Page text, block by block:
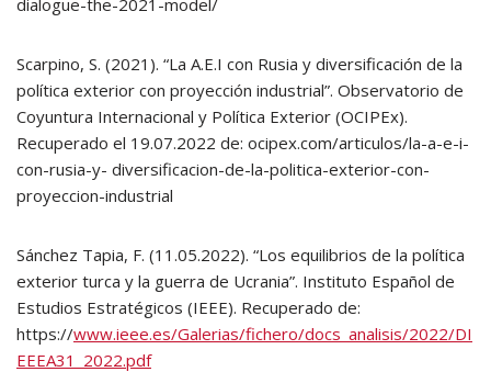
dialogue-the-2021-model/
Scarpino, S. (2021). “La A.E.I con Rusia y diversificación de la
política exterior con proyección industrial”. Observatorio de
Coyuntura Internacional y Política Exterior (OCIPEx).
Recuperado el 19.07.2022 de: ocipex.com/articulos/la-a-e-i-
con-rusia-y- diversificacion-de-la-politica-exterior-con-
proyeccion-industrial
Sánchez Tapia, F. (11.05.2022). “Los equilibrios de la política
exterior turca y la guerra de Ucrania”. Instituto Español de
Estudios Estratégicos (IEEE). Recuperado de:
https://www.ieee.es/Galerias/fichero/docs_analisis/2022/DI
EEEA31_2022.pdf